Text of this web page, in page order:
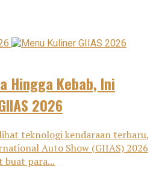
Hingga Kebab, Ini
2026
teknologi kendaraan terbaru,
Auto Show (GIIAS) 2026
buat para...